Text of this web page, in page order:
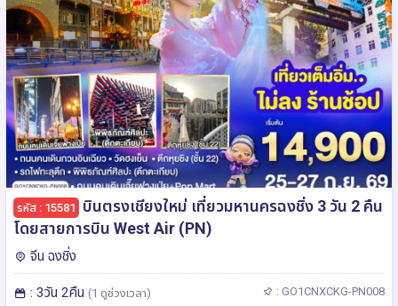
รหัส : 15581
บินตรงเชียงใหม่ เที่ยวมหานครฉงชิ่ง 3 วัน 2 คืน
โดยสายการบิน West Air (PN)
จีน ฉงชิ่ง
: 3วัน 2คืน (1 ดูช่วงเวลา) : GO1CNXCKG-PN008